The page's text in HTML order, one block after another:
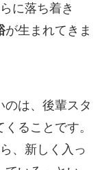
に落ち着き
が生まれてきま
のは、後輩スタ
ることです。
、新しく入っ